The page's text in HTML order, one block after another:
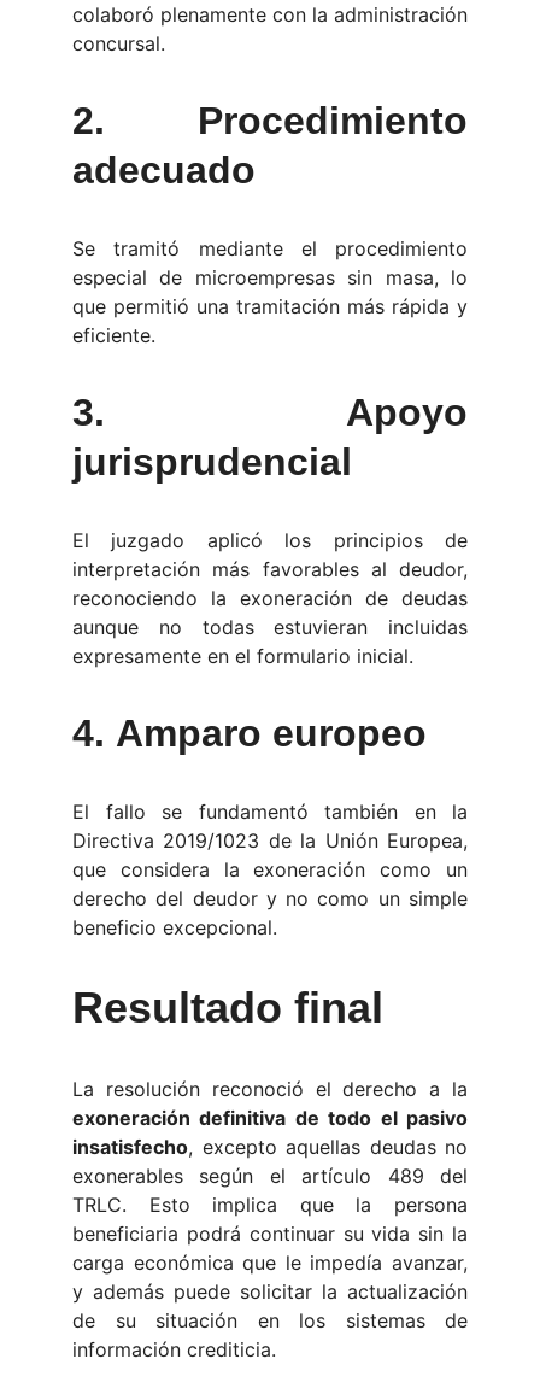
colaboró plenamente con la administración
concursal.
2. Procedimiento
adecuado
Se tramitó mediante el procedimiento
especial de microempresas sin masa, lo
que permitió una tramitación más rápida y
eficiente.
3. Apoyo
jurisprudencial
El juzgado aplicó los principios de
interpretación más favorables al deudor,
reconociendo la exoneración de deudas
aunque no todas estuvieran incluidas
expresamente en el formulario inicial.
4. Amparo europeo
El fallo se fundamentó también en la
Directiva 2019/1023 de la Unión Europea,
que considera la exoneración como un
derecho del deudor y no como un simple
beneficio excepcional.
Resultado final
La resolución reconoció el derecho a la
exoneración definitiva de todo el pasivo
insatisfecho, excepto aquellas deudas no
exonerables según el artículo 489 del
TRLC. Esto implica que la persona
beneficiaria podrá continuar su vida sin la
carga económica que le impedía avanzar,
y además puede solicitar la actualización
de su situación en los sistemas de
información crediticia.